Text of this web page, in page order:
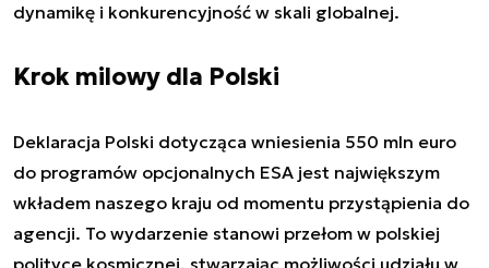
dynamikę i konkurencyjność w skali globalnej.
Krok milowy dla Polski
Deklaracja Polski dotycząca wniesienia 550 mln euro
do programów opcjonalnych ESA jest największym
wkładem naszego kraju od momentu przystąpienia do
agencji. To wydarzenie stanowi przełom w polskiej